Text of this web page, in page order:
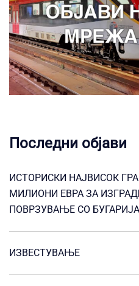
Последни објави
ИСТОРИСКИ НАЈВИСОК
МИЛИОНИ ЕВРА ЗА
ПОВРЗУВАЊЕ СО БУГАРИЈА
ИЗВЕСТУВАЊЕ